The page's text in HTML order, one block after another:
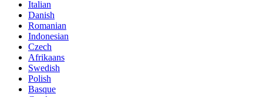
Italian
Danish
Romanian
Indonesian
Czech
Afrikaans
Swedish
Polish
Basque